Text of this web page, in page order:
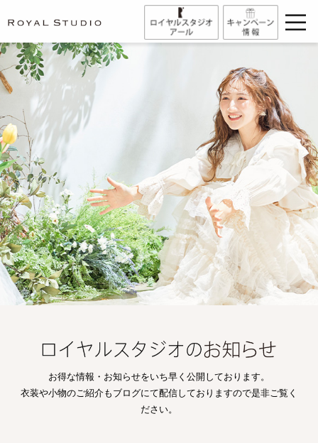
お得な情報・お知らせをいち早く公開しております。
衣装や小物のご紹介もブログにて配信しておりますので是非ご覧く
ださい。